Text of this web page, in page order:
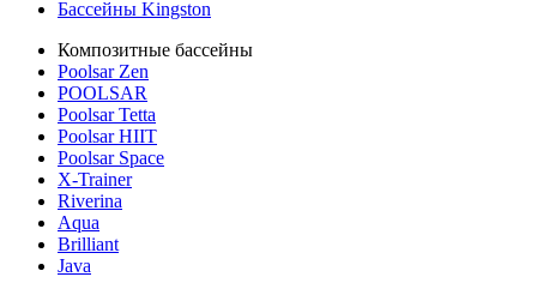
Бассейны Kingston
Композитные бассейны
Poolsar Zen
POOLSAR
Poolsar Tetta
Poolsar HIIT
Poolsar Space
X-Trainer
Riverina
Aqua
Brilliant
Java